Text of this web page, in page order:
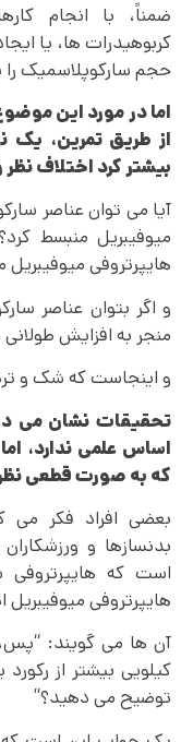
ضمناً، با انجام
کربوهیدرات ها، یا
حجم سارکوپلاسمیک
اما در مورد این
از طریق تمرین، یک
بیشتر کرد اختلاف
آیا می توان عناصر
میوفیبریل منبسط
هایپرتروفی
و اگر بتوان عناصر
منجر به افزایش
و اینجاست که شک و
تحقیقات نشان می
اساس علمی ندارد،
که به صورت قطعی
بعضی افراد فکر می
بدنسازها و
است که هایپرتروفی
هایپرتروفی میوفیبریل
توضیح می دهید؟”